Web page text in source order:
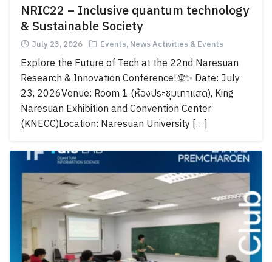
NRIC22 – Inclusive quantum technology
& Sustainable Society
July 23, 2026 Events,News Activities & Events
Explore the Future of Tech at the 22nd Naresuan
Research & Innovation Conference! 🌐✨ Date: July
23, 2026Venue: Room 1 (ห้องประชุมเทาแสด), King
Naresuan Exhibition and Convention Center
(KNECC)Location: Naresuan University […]